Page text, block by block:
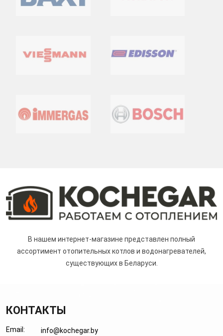
В нашем интернет-магазине представлен полный
ассортимент отопительных котлов и водонагревателей,
существующих в Беларуси.
КОНТАКТЫ
Email: info@kochegar.by